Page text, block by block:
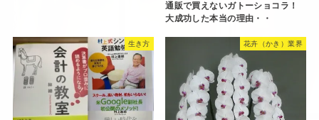
通販で買えないガトーショコラ！
大成功した本当の理由・・
生き方 花卉（かき）業界